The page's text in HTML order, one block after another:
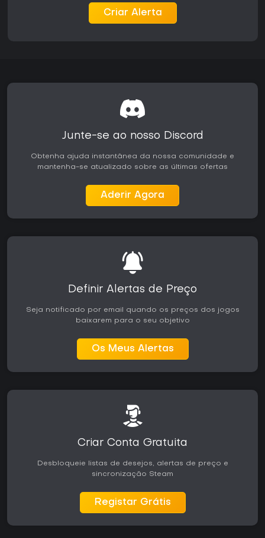
Criar Alerta
Junte-se ao nosso Discord
Obtenha ajuda instantânea da nossa comunidade e
mantenha-se atualizado sobre as últimas ofertas
Aderir Agora
Definir Alertas de Preço
Seja notificado por email quando os preços dos jogos
baixarem para o seu objetivo
Os Meus Alertas
Criar Conta Gratuita
Desbloqueie listas de desejos, alertas de preço e
sincronização Steam
Registar Grátis